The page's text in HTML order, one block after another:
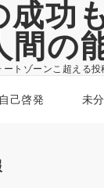
成
間の
トゾーンこ超える投
自己啓発 未